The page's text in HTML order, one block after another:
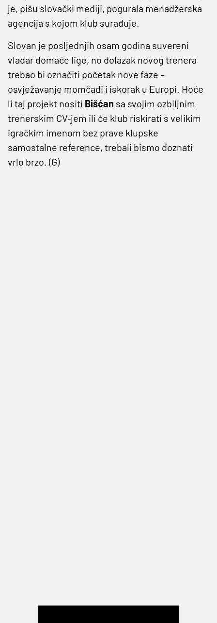
je, pišu slovački mediji, pogurala menadžerska
agencija s kojom klub surađuje.
Slovan je posljednjih osam godina suvereni
vladar domaće lige, no dolazak novog trenera
trebao bi označiti početak nove faze –
osvježavanje momčadi i iskorak u Europi. Hoće
li taj projekt nositi Bišćan sa svojim ozbiljnim
trenerskim CV‑jem ili će klub riskirati s velikim
igračkim imenom bez prave klupske
samostalne reference, trebali bismo doznati
vrlo brzo. (G)